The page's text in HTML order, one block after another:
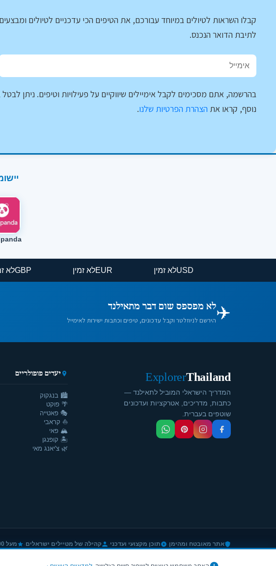
קבלו השראות לטיולים במיוחד עבורכם, את הטיפים הכי עדכניים לטיולים
לתיבת הדואר הנכנס.
בהרשמה, אתם מסכימים לקבל אימיילים שיווקיים על פעילויות וטיפים. ניתן
נוסף, קראו את הצהרת הפרטיות שלנו.
USD
EUR
✈️לא מפספס שום דבר מתאילנד
הירשם לניוזלטר וקבל עדכונים, טיפים וכתבות ישירות לאימייל
Thailand
Explorer
המדריך הישראלי המוביל לתאילנד —
כתבות, מדריכים, אטרקציות ועדכונים
שוטפים בעברית.
יעדים פופולריים
🏙️ בנגקוק
🌴 פוקט
🎭 פאטייה
⛵ קראבי
🏔️ פאי
🏝️ קופנגן
🌿 צ'יאנג מאי
אתר מאובטח ומהימן תוכן מקצועי ועדכני קהילה של מטיילים ישראלים מעל 500 כתבות ומדריכים